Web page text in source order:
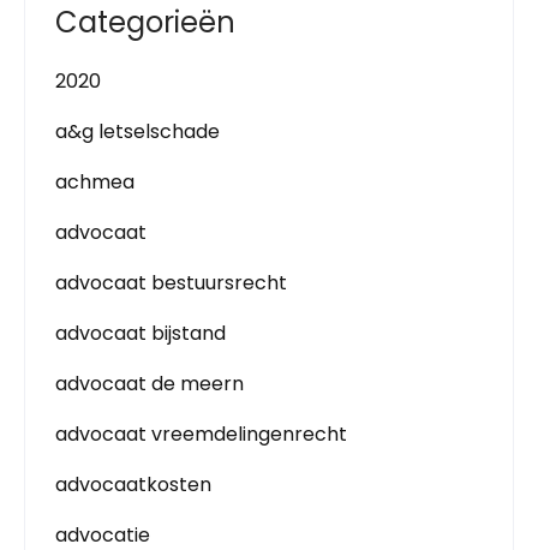
Categorieën
2020
a&g letselschade
achmea
advocaat
advocaat bestuursrecht
advocaat bijstand
advocaat de meern
advocaat vreemdelingenrecht
advocaatkosten
advocatie